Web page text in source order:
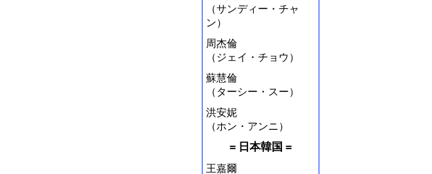
（サンディー・チャ
ン）
周杰倫
（ジェイ・チョウ）
蘇慧倫
（ターシー・スー）
洪安妮
（ホン・アンニ）
= 日本韓国 =
王嘉爾